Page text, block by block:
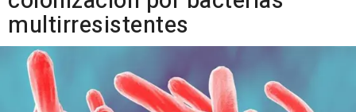
multirresistentes